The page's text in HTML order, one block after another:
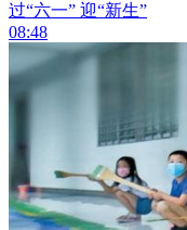
过“六一” 迎“新生”
08:48